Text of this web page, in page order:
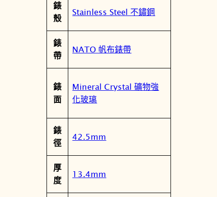
0
0
數
錶
殼
Stainless Steel 不鏽鋼
錶
帶
NATO 帆布錶帶
錶
面
Mineral Crystal 礦物強
化玻璃
錶
徑
42.5mm
厚
度
13.4mm